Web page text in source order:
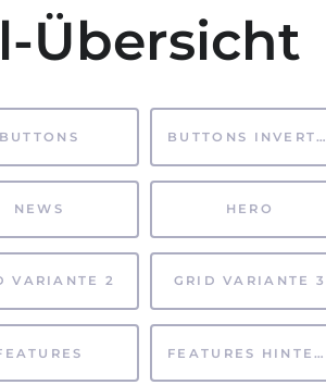
Übersicht
BUTTONS BUTTONS INVERTIERT
NEWS HERO
VARIANTE 2 GRID VARIANTE 3
FEATURES HINTERGRUND